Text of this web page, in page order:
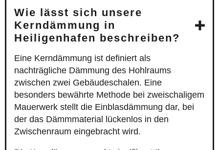
Wie lässt sich unsere
Kerndämmung in
Heiligenhafen beschreiben?
Eine Kerndämmung ist definiert als
nachträgliche Dämmung des Hohlraums
zwischen zwei Gebäudeschalen. Eine
besonders bewährte Methode bei zweischaligem
Mauerwerk stellt die Einblasdämmung dar, bei
der das Dämmmaterial lückenlos in den
Zwischenraum eingebracht wird.